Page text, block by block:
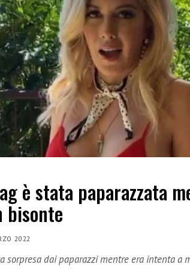
è stata paparazzata
bisonte
2022
sorpresa dai paparazzi mentre era intenta a